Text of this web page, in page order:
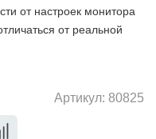
от настроек монитора
от реальной
Артикул: 80825